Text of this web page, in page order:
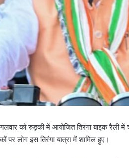
को रुड़की में आयोजित तिरंगा बाइक
पर लोग इस तिरंगा यात्रा में शामिल हुए।